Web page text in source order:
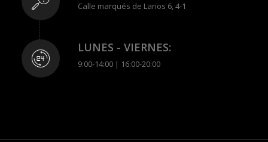
Calle marqués de Larios 6, 4-1
LUNES - VIERNES:
9:00-14:00 | 16:00-20:00